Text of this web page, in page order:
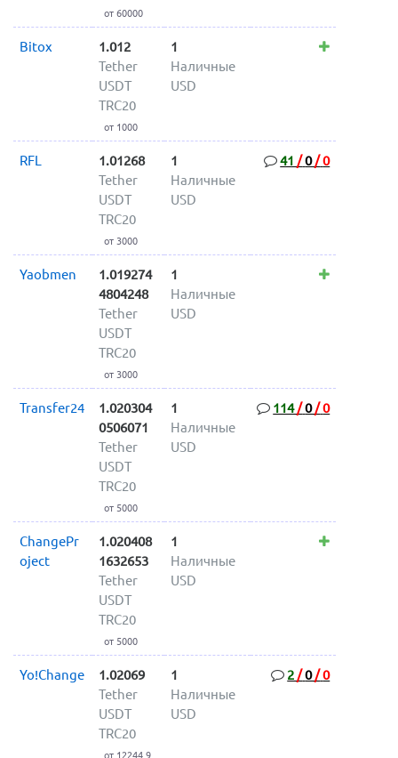
от 60000
Bitox
1.012
Tether
USDT
TRC20
от 1000
1
Наличные
USD
RFL
1.01268
Tether
USDT
TRC20
от 3000
1
Наличные
USD
41 /0/0
Yaobmen
1.019274
4804248
Tether
USDT
TRC20
от 3000
1
Наличные
USD
Transfer24
1.020304
0506071
Tether
USDT
TRC20
от 5000
1
Наличные
USD
114/0/0
ChangePr
oject
1.020408
1632653
Tether
USDT
TRC20
от 5000
1
Наличные
USD
Yo!Change
1.02069
Tether
USDT
TRC20
от 12244.9
1
Наличные
USD
2 /0/0